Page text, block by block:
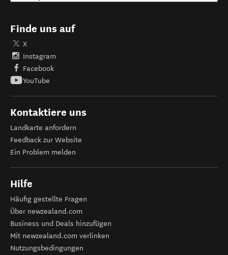
Finde uns auf
X
Instagram
Facebook
YouTube
Kontaktiere uns
Landkarte anfordern
Feedback zur Website
Ein Problem melden
Hilfe
Häufig gestellte Fragen
Über newzealand.com
Business und Deals hinzufügen
Mit newzealand.com verlinken
Nutzungsbedingungen